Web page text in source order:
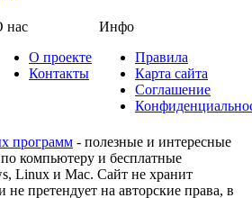
нас
О проекте
Контакты
Инфо
Правила
Карта сайта
Соглашение
программ - полезные и интересные
компьютеру и бесплатные
Linux и Mac. Сайт не хранит
претендует на авторские права, в